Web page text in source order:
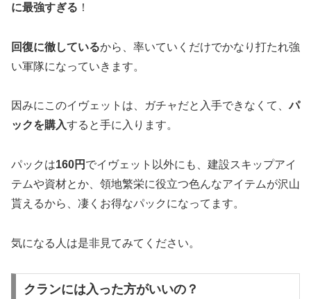
に最強すぎる ！
回復に徹しているから、率いていくだけでかなり打たれ強
い軍隊になっていきます。
因みにこのイヴェットは、ガチャだと入手できなくて、パ
ックを購入すると手に入ります。
パックは160円 でイヴェット以外にも、建設スキップアイ
テムや資材とか、領地繁栄に役立つ色んなアイテムが沢山
貰えるから、凄くお得なパックになってます。
気になる人は是非見てみてください。
クランには入った方がいいの？